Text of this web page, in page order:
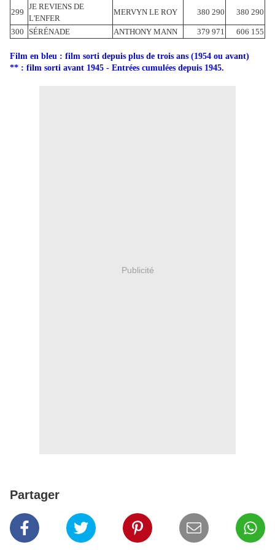
299
JE REVIENS DE
L'ENFER
MERVYN LE ROY 380 290 380 290
300 SÉRÉNADE ANTHONY MANN 379 971 606 155
Film en bleu : film sorti depuis plus de trois ans (1954 ou avant)
** : film sorti avant 1945 - Entrées cumulées depuis 1945.
Publicité
Partager